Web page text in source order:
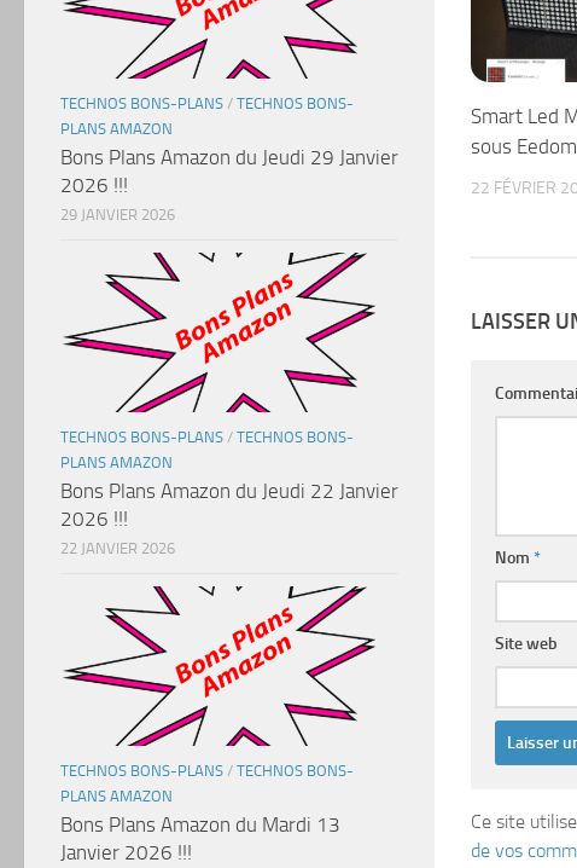
Smart Led
sous
22 FÉVRIER
LAISSER
Nom *
Site web
Ce site
de vos
TECHNOS BONS-PLANS / TECHNOS BONS-
PLANS AMAZON
Bons Plans Amazon du Jeudi 29 Janvier
2026 !!!
29 JANVIER 2026
TECHNOS BONS-PLANS / TECHNOS BONS-
PLANS AMAZON
Bons Plans Amazon du Jeudi 22 Janvier
2026 !!!
22 JANVIER 2026
TECHNOS BONS-PLANS / TECHNOS BONS-
PLANS AMAZON
Bons Plans Amazon du Mardi 13
Janvier 2026 !!!